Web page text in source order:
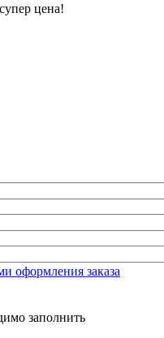
цена!
оформления заказа
заполнить